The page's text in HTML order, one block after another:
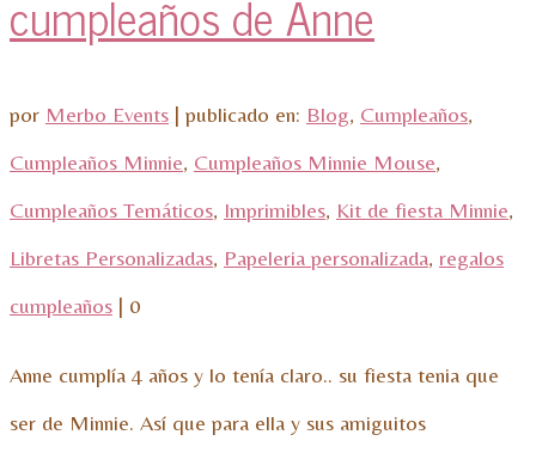
cumpleaños de Anne
por Merbo Events | publicado en: Blog, Cumpleaños,
Cumpleaños Minnie, Cumpleaños Minnie Mouse,
Cumpleaños Temáticos, Imprimibles, Kit de fiesta Minnie,
Libretas Personalizadas, Papeleria personalizada, regalos
cumpleaños | 0
Anne cumplía 4 años y lo tenía claro.. su fiesta tenia que
ser de Minnie. Así que para ella y sus amiguitos